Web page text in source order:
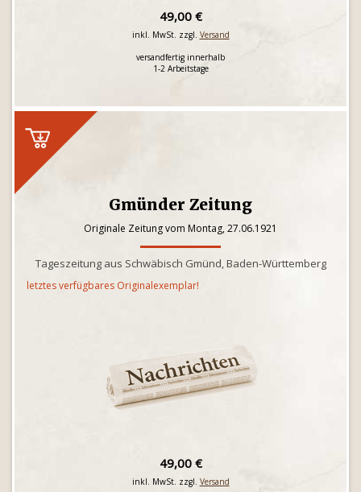
49,00 €
inkl. MwSt. zzgl. Versand
versandfertig innerhalb
1-2 Arbeitstage
Gmünder Zeitung
Originale Zeitung vom Montag, 27.06.1921
Tageszeitung aus Schwäbisch Gmünd, Baden-Württemberg
letztes verfügbares Originalexemplar!
49,00 €
inkl. MwSt. zzgl. Versand